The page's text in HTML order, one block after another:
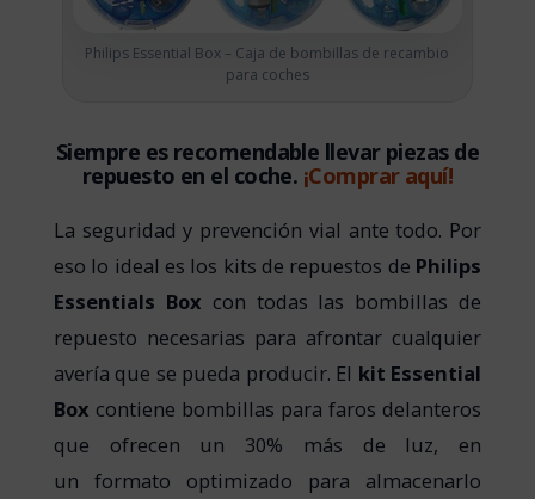
Philips Essential Box – Caja de bombillas de recambio
para coches
Siempre es recomendable llevar piezas de
repuesto en el coche. ¡Comprar aquí!
La seguridad y prevención vial ante todo. Por
eso lo ideal es los kits de repuestos de Philips
Essentials Box con todas las bombillas de
repuesto necesarias para afrontar cualquier
avería que se pueda producir. El kit Essential
Box contiene bombillas para faros delanteros
que ofrecen un 30% más de luz, en
un formato optimizado para almacenarlo